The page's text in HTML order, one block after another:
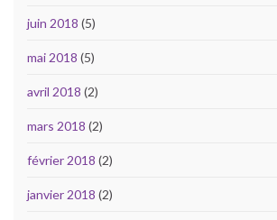
juin 2018 (5)
mai 2018 (5)
avril 2018 (2)
mars 2018 (2)
février 2018 (2)
janvier 2018 (2)